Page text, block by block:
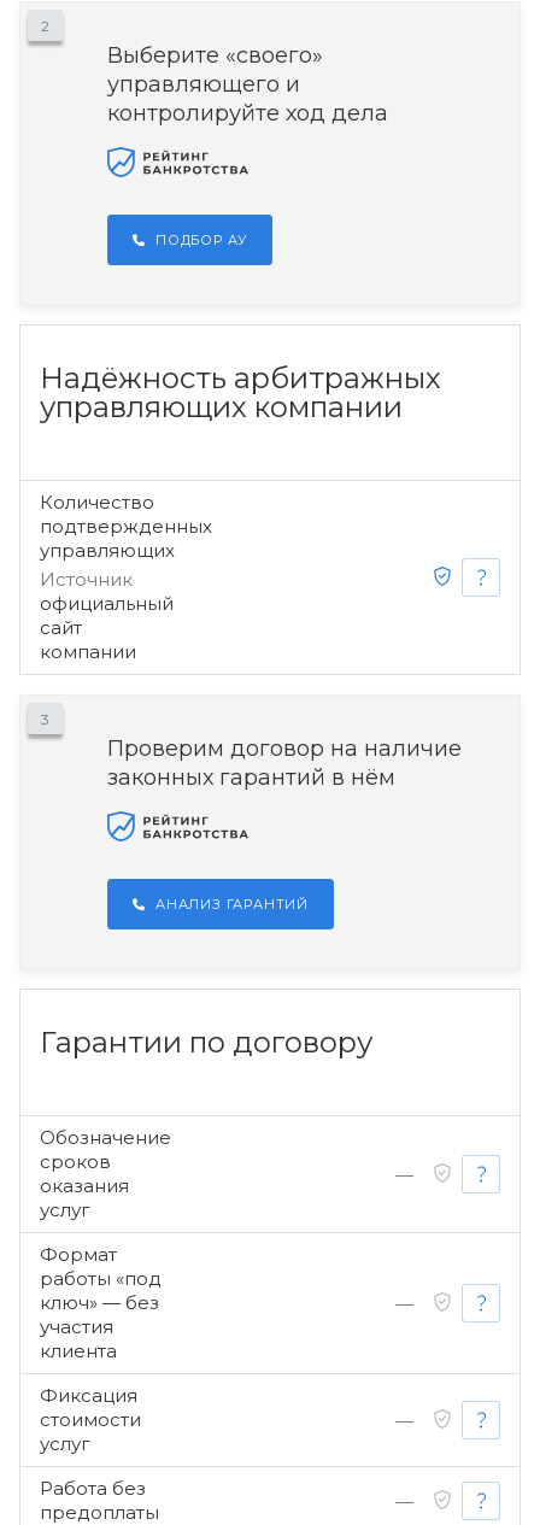
2
Выберите «своего»
управляющего и
контролируйте ход дела
ПОДБОР АУ
Надёжность арбитражных
управляющих компании
Количество
подтвержденных
управляющих
Источник
официальный
сайт
компании
3
Проверим договор на наличие
законных гарантий в нём
АНАЛИЗ ГАРАНТИЙ
Гарантии по договору
Обозначение
сроков
оказания
услуг
—
Формат
работы «под
ключ» — без
участия
клиента
—
Фиксация
стоимости
услуг
—
Работа без
предоплаты
—